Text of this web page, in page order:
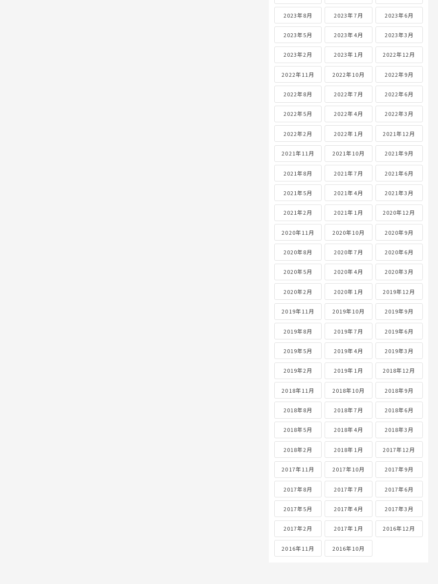
2023年8月 2023年7月 2023年6月
2023年5月 2023年4月 2023年3月
2023年2月 2023年1月 2022年12月
2022年11月 2022年10月 2022年9月
2022年8月 2022年7月 2022年6月
2022年5月 2022年4月 2022年3月
2022年2月 2022年1月 2021年12月
2021年11月 2021年10月 2021年9月
2021年8月 2021年7月 2021年6月
2021年5月 2021年4月 2021年3月
2021年2月 2021年1月 2020年12月
2020年11月 2020年10月 2020年9月
2020年8月 2020年7月 2020年6月
2020年5月 2020年4月 2020年3月
2020年2月 2020年1月 2019年12月
2019年11月 2019年10月 2019年9月
2019年8月 2019年7月 2019年6月
2019年5月 2019年4月 2019年3月
2019年2月 2019年1月 2018年12月
2018年11月 2018年10月 2018年9月
2018年8月 2018年7月 2018年6月
2018年5月 2018年4月 2018年3月
2018年2月 2018年1月 2017年12月
2017年11月 2017年10月 2017年9月
2017年8月 2017年7月 2017年6月
2017年5月 2017年4月 2017年3月
2017年2月 2017年1月 2016年12月
2016年11月 2016年10月